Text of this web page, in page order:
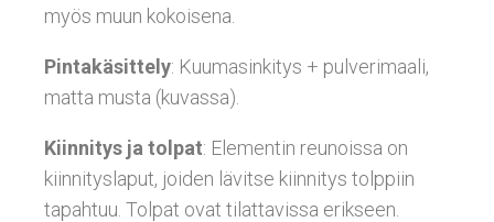
myös muun kokoisena.
Pintakäsittely: Kuumasinkitys + pulverimaali,
matta musta (kuvassa).
Kiinnitys ja tolpat: Elementin reunoissa on
kiinnityslaput, joiden lävitse kiinnitys tolppiin
tapahtuu. Tolpat ovat tilattavissa erikseen.